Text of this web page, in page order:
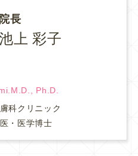
院長
上 彩子
Ph.D.
科クリニック
・医学博士